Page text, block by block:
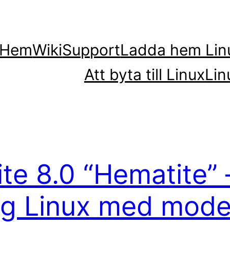
HemWikiSupportLadda hem
Att byta till Linux
8.0 “Hematite”
Linux med